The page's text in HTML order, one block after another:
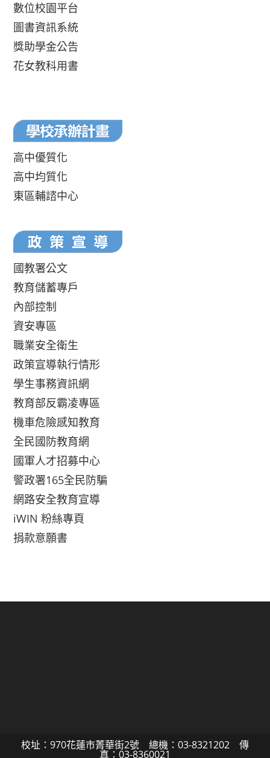
數位校園平台
圖書資訊系統
獎助學金公告
花女教科用書
高中優質化
高中均質化
東區輔諮中心
國教署公文
教育儲蓄專戶
內部控制
資安專區
職業安全衛生
政策宣導執行情形
學生事務資訊網
教育部反霸凌專區
機車危險感知教育
全民國防教育網
國軍人才招募中心
警政署165全民防騙
網路安全教育宣導
iWIN 粉絲專頁
捐款意願書
校址：970花蓮市菁華街2號 總機：03-8321202 傳
真：03-8360021